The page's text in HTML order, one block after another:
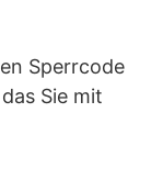
Sperrcode
Sie mit